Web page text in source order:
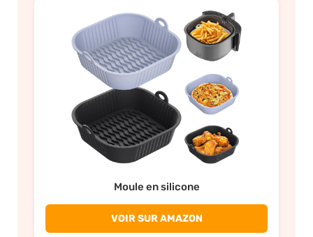
Moule en silicone
VOIR SUR AMAZON